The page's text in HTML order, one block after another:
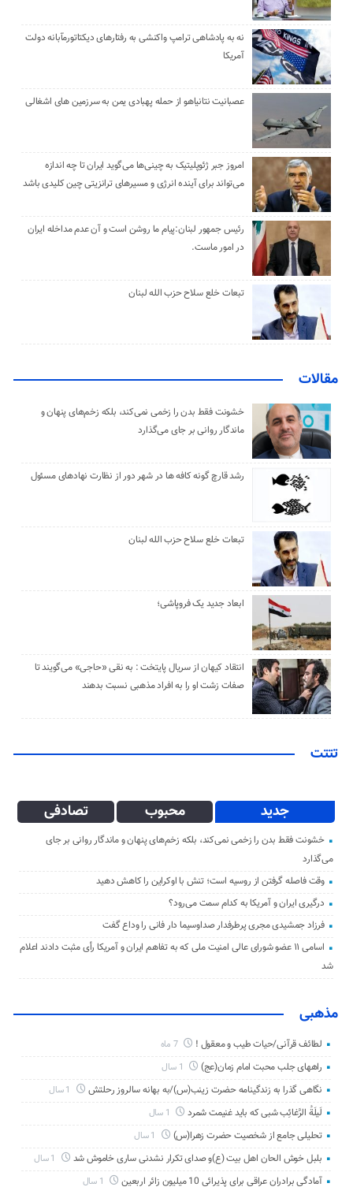
نه به پادشاهی ترامپ واکنشی به رفتارهای دیکتاتورمآبانه دولت
آمریکا
عصبانیت نتانیاهو از حمله پهبادی یمن به سرزمین های اشغالی
امروز جبر ژئوپلیتیک به چینی‌ها می‌گوید ایران تا چه اندازه
می‌تواند برای آینده انرژی و مسیرهای ترانزیتی چین کلیدی باشد
رئیس جمهور لبنان:پیام ما روشن است و آن عدم مداخله ایران
در امور ماست.
تبعات خلع سلاح حزب الله لبنان
مقالات
خشونت فقط بدن را زخمی نمی‌کند، بلکه زخم‌های پنهان و
ماندگار روانی بر جای می‌گذارد
رشد قارچ گونه کافه ها در شهر دور از نظارت نهادهای مسئول
تبعات خلع سلاح حزب الله لبنان
ابعاد جدید یک فروپاشی؛
انتقاد کیهان از سریال پایتخت : به نقی «حاجی» می‌گویند تا
صفات زشت او را به افراد مذهبی نسبت بدهند
تتتت
جدید محبوب تصادفی
خشونت فقط بدن را زخمی نمی‌کند، بلکه زخم‌های پنهان و ماندگار روانی بر جای
می‌گذارد
وقت فاصله گرفتن از روسیه است؛ تنش با اوکراین را کاهش دهید
درگیری ایران و آمریکا به کدام سمت می‌رود؟
فرزاد جمشیدی مجری پرطرفدار صداوسیما دار فانی را وداع گفت
اسامی ۱۱ عضو شورای عالی امنیت ملی که به تفاهم ایران و آمریکا رأی مثبت دادند اعلام
شد
مذهبی
لطائف قرآنی/حیات طیب و معقول ! 7 ماه
راههای جلب محبت امام زمان(عج)
نگاهی گذرا به زندگینامه حضرت زینب(س)/به بهانه سالروز رحلتش
لَیلَةُ الرَّغائِب شبی که باید غنیمت شمرد
تحلیلی جامع از شخصیت حضرت زهرا(س)
بلبل خوش الحان اهل بیت (ع)و صدای تکرار نشدنی ساری خاموش شد
آمادگی برادران عراقی برای پذیرائی 10 میلیون زائر اربعین